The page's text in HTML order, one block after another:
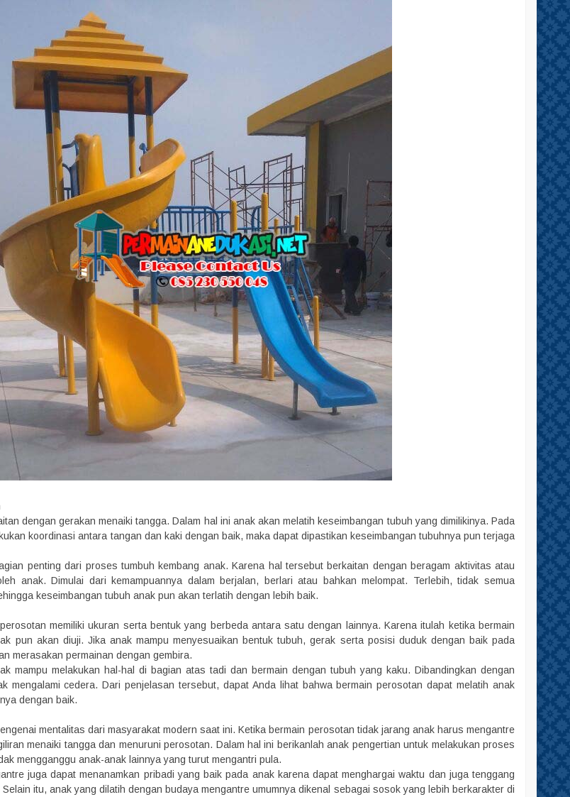
dengan gerakan menaiki tangga. Dalam hal ini anak akan melatih keseimbangan tubuh yang dimilikinya. Pada
koordinasi antara tangan dan kaki dengan baik, maka dapat dipastikan keseimbangan tubuhnya pun terjaga
penting dari proses tumbuh kembang anak. Karena hal tersebut berkaitan dengan beragam aktivitas atau
anak. Dimulai dari kemampuannya dalam berjalan, berlari atau bahkan melompat. Terlebih, tidak semua
keseimbangan tubuh anak pun akan terlatih dengan lebih baik.
memiliki ukuran serta bentuk yang berbeda antara satu dengan lainnya. Karena itulah ketika bermain
pun akan diuji. Jika anak mampu menyesuaikan bentuk tubuh, gerak serta posisi duduk dengan baik pada
merasakan permainan dengan gembira.
mampu melakukan hal-hal di bagian atas tadi dan bermain dengan tubuh yang kaku. Dibandingkan dengan
mengalami cedera. Dari penjelasan tersebut, dapat Anda lihat bahwa bermain perosotan dapat melatih anak
dengan baik.
mentalitas dari masyarakat modern saat ini. Ketika bermain perosotan tidak jarang anak harus mengantre
menaiki tangga dan menuruni perosotan. Dalam hal ini berikanlah anak pengertian untuk melakukan proses
mengganggu anak-anak lainnya yang turut mengantri pula.
juga dapat menanamkan pribadi yang baik pada anak karena dapat menghargai waktu dan juga tenggang
itu, anak yang dilatih dengan budaya mengantre umumnya dikenal sebagai sosok yang lebih berkarakter di